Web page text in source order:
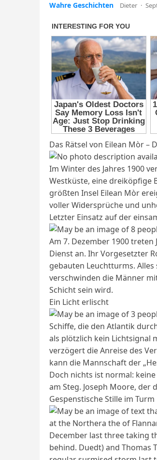
Wahre Geschichten Dieter ·
Das Rätsel von Eilean Mòr
Im Winter des Jahres 1900
Westküste, eine dreiköpfige
größten Insel Eilean Mòr
voller Widersprüche und
Letzter Einsatz auf der
Am 7. Dezember 1900
Dienst an. Ihr Vorgesetzter
gebauten Leuchtturms.
verschwinden die Männer
Schicht sein wird.
Ein Licht erlischt
Schiffe, die den Atlantik
als plötzlich kein Lichtsignal
verzögert die Anreise des
kann die Mannschaft der
Doch nichts ist normal:
am Steg. Joseph Moore, der
Gespenstische Stille im Turm